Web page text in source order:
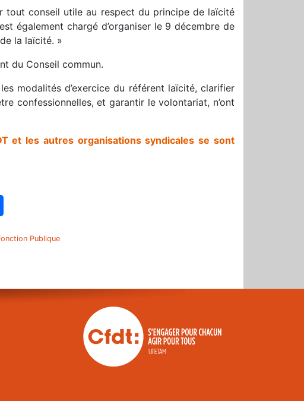
tout conseil utile au respect du principe de laïcité
également chargé d’organiser le 9 décembre de
la laïcité. »
du Conseil commun.
modalités d’exercice du référent laïcité, clarifier
confessionnelles, et garantir le volontariat, n’ont
et les autres organisations syndicales se sont
Publique